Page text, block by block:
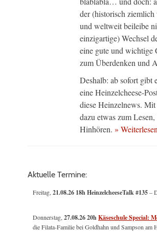
der (historisch
und weltweit beileibe
einzigartige) Wechsel
eine gute und wichtige
zum Überdenken und
Deshalb: ab sofort gibt
eine Heinzelcheese-
diese Heinzelnews.
dazu etwas zum
Hinhören. »
Aktuelle Termine:
Freitag,21.08.26 18h HeinzelcheeseTalk #135–
Donnerstag,27.08.26 20hKäseschule Special:
die Filata-Familie bei Goldhahn und Sampson am